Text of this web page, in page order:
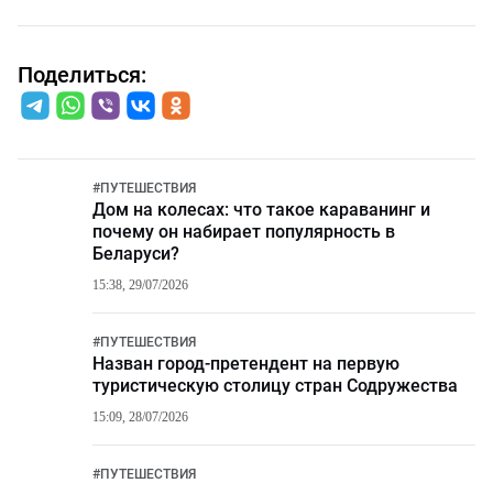
Поделиться:
#ПУТЕШЕСТВИЯ
Дом на колесах: что такое караванинг и
почему он набирает популярность в
Беларуси?
15:38, 29/07/2026
#ПУТЕШЕСТВИЯ
Назван город-претендент на первую
туристическую столицу стран Содружества
15:09, 28/07/2026
#ПУТЕШЕСТВИЯ